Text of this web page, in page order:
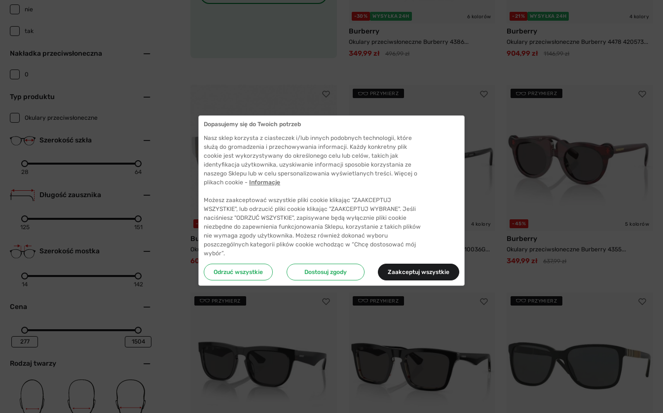
nie
tak
Nakładka przeciwsłoneczna
0
Typ produktu
Okulary przeciwsłoneczne
Szerokość szkła
28 64
Długość zausznika
125 151
Szerokość mostka
14 142
Cena
Rodzaj twarzy
-30% WYSYŁKA 24H 6 kolorów
Burberry
Okulary przeciwsłoneczne Burberry 4386...
349,99 zł 496,99 zł
-21% WYSYŁKA 24H 4 kolory
Burberry
Okulary przeciwsłoneczne Burberry 4478 420573...
904,99 zł 1146,99 zł
-5% WYSYŁKA 24H 6 kolorów
Burberry
Okulary przeciwsłoneczne Burberry 4291 3007/H...
604,99 zł
PRZYMIERZ
-35% 4 kolory
Burberry
Okulary przeciwsłoneczne Burberry 3166 10036G...
PRZYMIERZ
-45% 5 kolorów
Burberry
Okulary przeciwsłoneczne Burberry 4355...
349,99 zł 637,99 zł
PRZYMIERZ PRZYMIERZ PRZYMIERZ
Dopasujemy się do Twoich potrzeb
Nasz sklep korzysta z ciasteczek i/lub innych podobnych technologii, które
służą do gromadzenia i przechowywania informacji. Każdy konkretny plik
cookie jest wykorzystywany do określonego celu lub celów, takich jak
identyfikacja użytkownika, uzyskiwanie informacji sposobie korzystania ze
naszego Sklepu lub w celu spersonalizowania wyświetlanych treści. Więcej o
plikach cookie - Informacje
Możesz zaakceptować wszystkie pliki cookie klikając "ZAAKCEPTUJ
WSZYSTKIE", lub odrzucić pliki cookie klikając "ZAAKCEPTUJ WYBRANE". Jeśli
naciśniesz "ODRZUĆ WSZYSTKIE", zapisywane będą wyłącznie pliki cookie
niezbędne do zapewnienia funkcjonowania Sklepu, korzystanie z takich plików
nie wymaga zgody użytkownika. Możesz również dokonać wyboru
poszczególnych kategorii plików cookie wchodząc w “Chcę dostosować mój
wybór”.
Odrzuć wszystkie Dostosuj zgody Zaakceptuj wszystkie